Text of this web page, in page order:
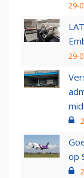
29-
29-
op